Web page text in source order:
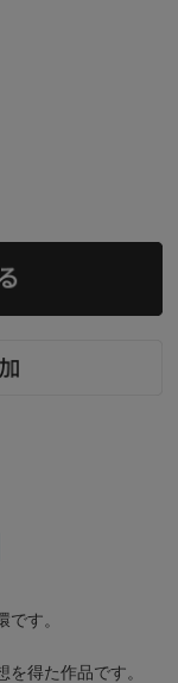
す。
得た作品です。